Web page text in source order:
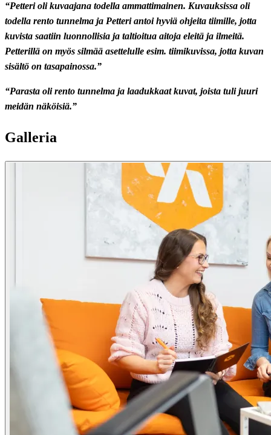
“Petteri oli kuvaajana todella ammattimainen. Kuvauksissa oli
todella rento tunnelma ja Petteri antoi hyviä ohjeita tiimille, jotta
kuvista saatiin luonnollisia ja taltioitua aitoja eleitä ja ilmeitä.
Petterillä on myös silmää asettelulle esim. tiimikuvissa, jotta kuvan
sisältö on tasapainossa.”
“Parasta oli rento tunnelma ja laadukkaat kuvat, joista tuli juuri
meidän näköisiä.”
Galleria